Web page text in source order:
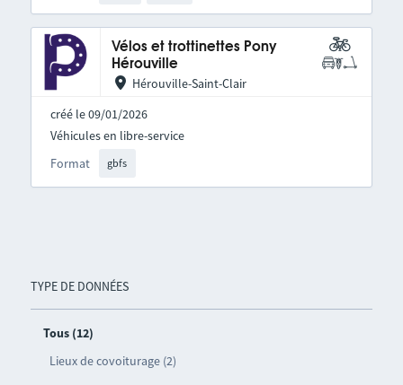
TYPE DE DONNÉES
Tous (12)
Lieux de covoiturage (2)
Vélos et trottinettes Pony
Hérouville
Hérouville-Saint-Clair
créé le 09/01/2026
Format gbfs
Véhicules en libre-service